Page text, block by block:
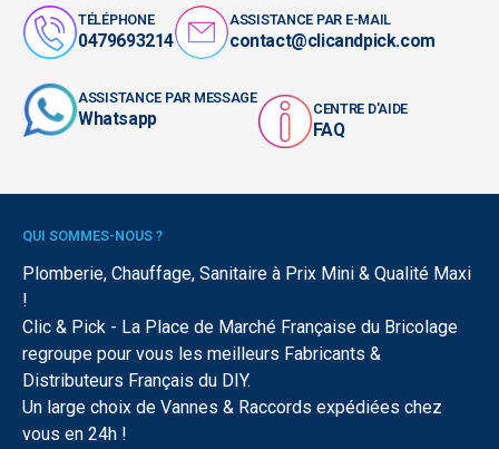
TÉLÉPHONE
0479693214
ASSISTANCE PAR E-MAIL
contact@clicandpick.com
ASSISTANCE PAR MESSAGE
Whatsapp CENTRE D'AIDE
FAQ
QUI SOMMES-NOUS ?
Plomberie, Chauffage, Sanitaire à Prix Mini & Qualité Maxi
!
Clic & Pick - La Place de Marché Française du Bricolage
regroupe pour vous les meilleurs Fabricants &
Distributeurs Français du DIY.
Un large choix de Vannes & Raccords expédiées chez
vous en 24h !